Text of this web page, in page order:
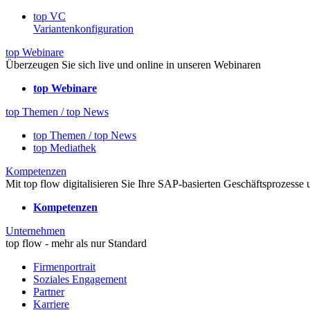
top VC
Variantenkonfiguration
top Webinare
Überzeugen Sie sich live und online in unseren Webinaren
top Webinare
top Themen / top News
top Themen / top News
top Mediathek
Kompetenzen
Mit top flow digitalisieren Sie Ihre SAP-basierten Geschäftsprozesse
Kompetenzen
Unternehmen
top flow - mehr als nur Standard
Firmenportrait
Soziales Engagement
Partner
Karriere